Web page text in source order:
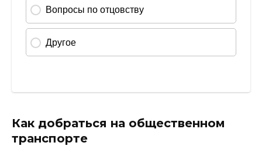
Как добраться на общественном
транспорте